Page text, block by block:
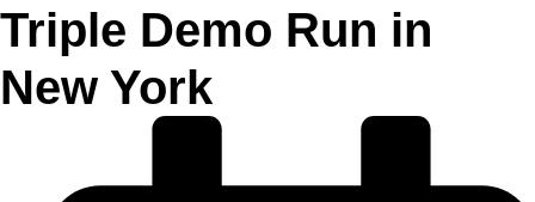
Triple Demo Run in
New York